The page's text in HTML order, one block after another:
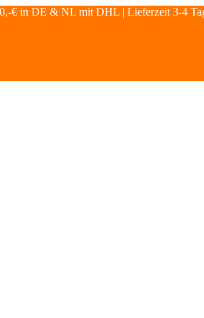
€ in DE & NL mit DHL | Lieferzeit 3-4